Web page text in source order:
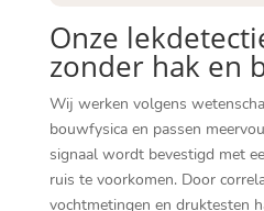
Onze
zonder hak en
Wij werken volgens
bouwfysica en passen
signaal wordt bevestigd met
ruis te voorkomen.​ Door
vochtmetingen en druktesten